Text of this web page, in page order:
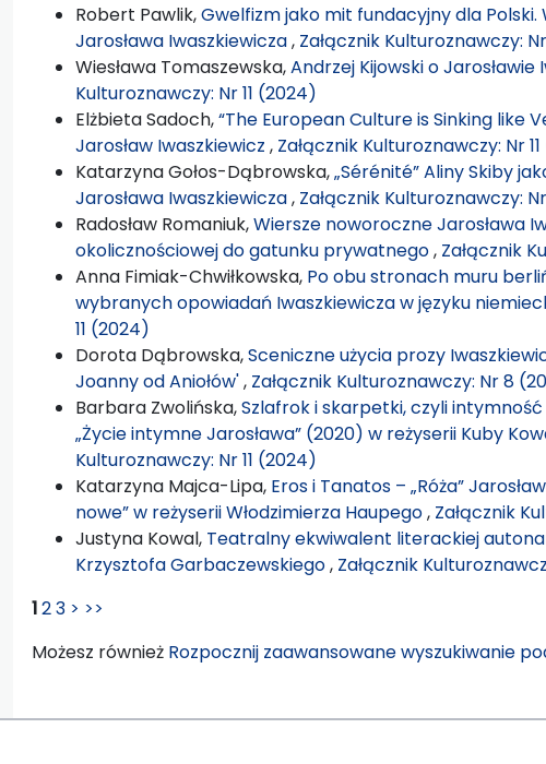
Robert Pawlik,Gwelfizm jako mit fundacyjny dla
Jarosława Iwaszkiewicza, Załącznik Kulturoznawczy:
Wiesława Tomaszewska,Andrzej Kijowski o Jarosławie
Kulturoznawczy: Nr 11 (2024)
Elżbieta Sadoch,“The European Culture is Sinking like
Jarosław Iwaszkiewicz , Załącznik Kulturoznawczy: Nr
Katarzyna Gołos-Dąbrowska,„Sérénité” Aliny Skiby
Jarosława Iwaszkiewicza, Załącznik Kulturoznawczy:
Radosław Romaniuk,Wiersze noworoczne Jarosława
okolicznościowej do gatunku prywatnego, Załącznik
Anna Fimiak-Chwiłkowska, Po obu stronach muru
wybranych opowiadań Iwaszkiewicza w języku
11 (2024)
Dorota Dąbrowska,Sceniczne użycia prozy
Joanny od Aniołów', Załącznik Kulturoznawczy: Nr 8
Barbara Zwolińska,Szlafrok i skarpetki, czyli
„Życie intymne Jarosława” (2020) w reżyserii Kuby
Kulturoznawczy: Nr 11 (2024)
Katarzyna Majca-Lipa, Eros i Tanatos – „Róża”
nowe” w reżyserii Włodzimierza Haupego, Załącznik
Justyna Kowal, Teatralny ekwiwalent literackiej
Krzysztofa Garbaczewskiego, Załącznik
123 > >>
Możesz również Rozpocznij zaawansowane wyszukiwanie